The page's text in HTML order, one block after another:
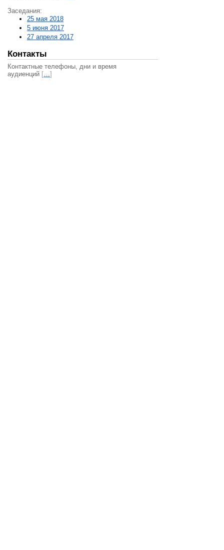
Заседания:
25 мая 2018
5 июня 2017
27 апреля 2017
Контакты
Контактные телефоны, дни и время
аудиенций […]